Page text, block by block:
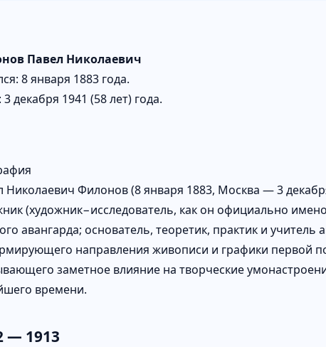
Павел Николаевич
8 января 1883 года.
декабря 1941 (58 лет) года.
Николаевич Филонов (8 января 1883, Москва — 3
(художник−исследователь, как он официально
авангарда; основатель, теоретик, практик и
направления живописи и графики первой
заметное влияние на творческие
времени.
— 1913